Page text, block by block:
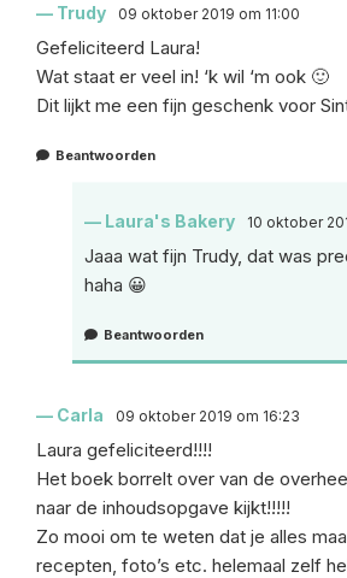
Trudy 09 oktober 2019 om 11:00
Gefeliciteerd Laura!
Wat staat er veel in! ‘k wil ‘m ook 🙂
Dit lijkt me een fijn geschenk voor
Beantwoorden
Laura's Bakery 10 oktober
Jaaa wat fijn Trudy, dat was
haha 😀
Beantwoorden
Carla 09 oktober 2019 om 16:23
Laura gefeliciteerd!!!!
Het boek borrelt over van de
naar de inhoudsopgave kijkt!!!!!
Zo mooi om te weten dat je alles
recepten, foto’s etc. helemaal zelf